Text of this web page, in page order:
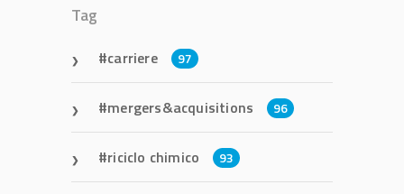
Tag
carriere 97
mergers&acquisitions 96
riciclo chimico 93